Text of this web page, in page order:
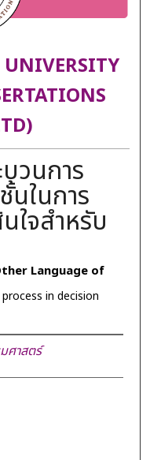
วนการ
นในการ
จสำหรับ
Language of
in decision
ศาสตร์